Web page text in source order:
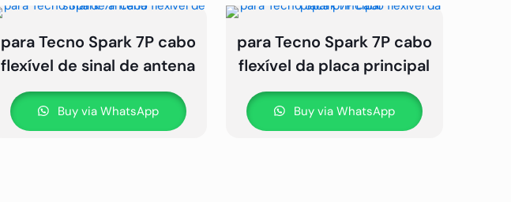
para Tecno Spark 7P cabo
flexível de sinal de antena
Buy via WhatsApp
para Tecno Spark 7P cabo
flexível da placa principal
Buy via WhatsApp